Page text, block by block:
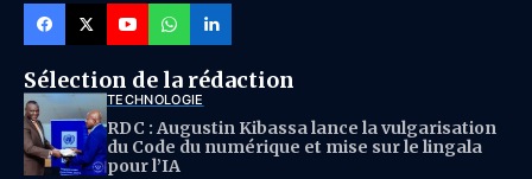
Sélection de la rédaction
TECHNOLOGIE
RDC : Augustin Kibassa lance la vulgarisation
du Code du numérique et mise sur le lingala
pour l’IA